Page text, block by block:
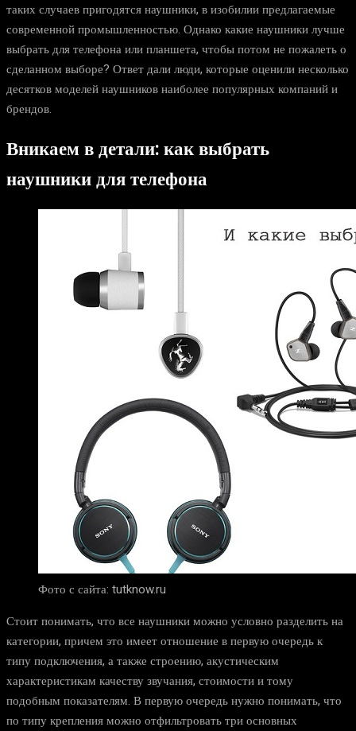
таких случаев пригодятся наушники, в изобилии предлагаемые
современной промышленностью. Однако какие наушники лучше
выбрать для телефона или планшета, чтобы потом не пожалеть о
сделанном выборе? Ответ дали люди, которые оценили несколько
десятков моделей наушников наиболее популярных компаний и
брендов.
Вникаем в детали: как выбрать
наушники для телефона
Фото с сайта: tutknow.ru
Стоит понимать, что все наушники можно условно разделить на
категории, причем это имеет отношение в первую очередь к
типу подключения, а также строению, акустическим
характеристикам качеству звучания, стоимости и тому
подобным показателям. В первую очередь нужно понимать, что
по типу крепления можно отфильтровать три основных